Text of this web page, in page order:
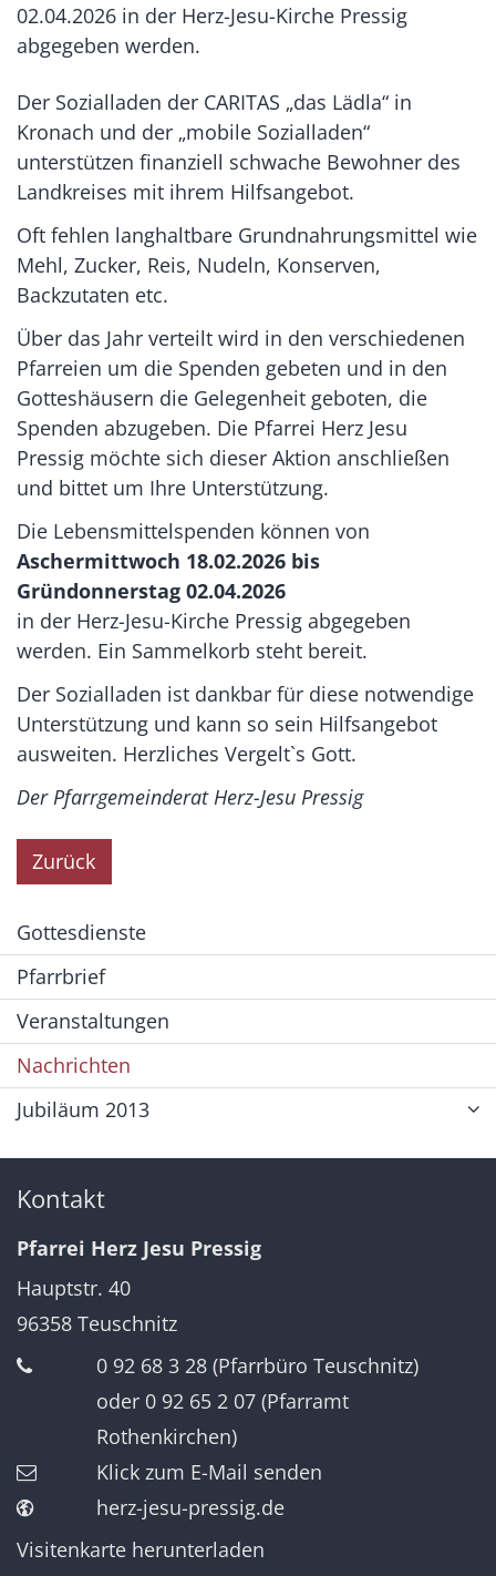
02.04.2026 in der Herz-Jesu-Kirche Pressig
abgegeben werden.
Der Sozialladen der CARITAS „das Lädla“ in
Kronach und der „mobile Sozialladen“
unterstützen finanziell schwache Bewohner des
Landkreises mit ihrem Hilfsangebot.
Oft fehlen langhaltbare Grundnahrungsmittel wie
Mehl, Zucker, Reis, Nudeln, Konserven,
Backzutaten etc.
Über das Jahr verteilt wird in den verschiedenen
Pfarreien um die Spenden gebeten und in den
Gotteshäusern die Gelegenheit geboten, die
Spenden abzugeben. Die Pfarrei Herz Jesu
Pressig möchte sich dieser Aktion anschließen
und bittet um Ihre Unterstützung.
Die Lebensmittelspenden können von
Aschermittwoch 18.02.2026 bis
Gründonnerstag 02.04.2026
in der Herz-Jesu-Kirche Pressig abgegeben
werden. Ein Sammelkorb steht bereit.
Der Sozialladen ist dankbar für diese notwendige
Unterstützung und kann so sein Hilfsangebot
ausweiten. Herzliches Vergelt`s Gott.
Der Pfarrgemeinderat Herz-Jesu Pressig
Zurück
Gottesdienste
Pfarrbrief
Veranstaltungen
Nachrichten
Jubiläum 2013
Kontakt
Pfarrei Herz Jesu Pressig
Hauptstr. 40
96358 Teuschnitz
0 92 68 3 28 (Pfarrbüro Teuschnitz)
oder 0 92 65 2 07 (Pfarramt
Rothenkirchen)
Klick zum E-Mail senden
herz-jesu-pressig.de
Visitenkarte herunterladen